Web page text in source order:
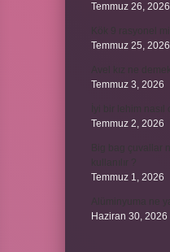
Temmuz 26, 2026
Temmuz 25, 2026
Temmuz 3, 2026
Temmuz 2, 2026
Temmuz 1, 2026
Haziran 30, 2026